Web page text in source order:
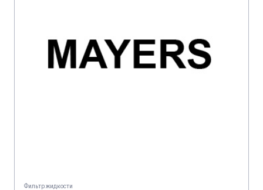
Фильтр жидкости